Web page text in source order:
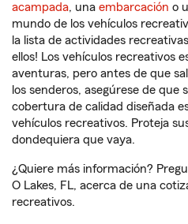
acampada, una embarcación o
mundo de los vehículos
la lista de actividades
ellos! Los vehículos recreativos
aventuras, pero antes de que
los senderos, asegúrese de que
cobertura de calidad diseñada
vehículos recreativos. Proteja
dondequiera que vaya.
¿Quiere más información?
O Lakes, FL, acerca de una
recreativos.